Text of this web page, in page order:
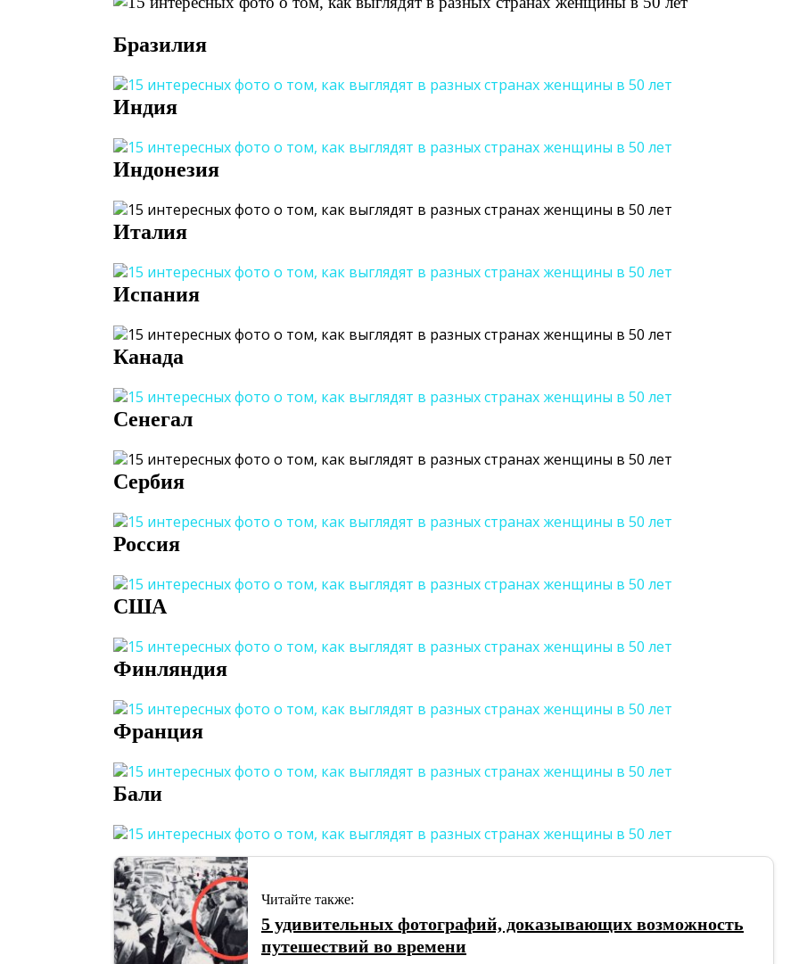
Бразилия
Индия
Индонезия
Италия
Испания
Канада
Сенегал
Сербия
Россия
США
Финляндия
Франция
Бали
Читайте также:
5 удивительных фотографий, доказывающих возможность
путешествий во времени